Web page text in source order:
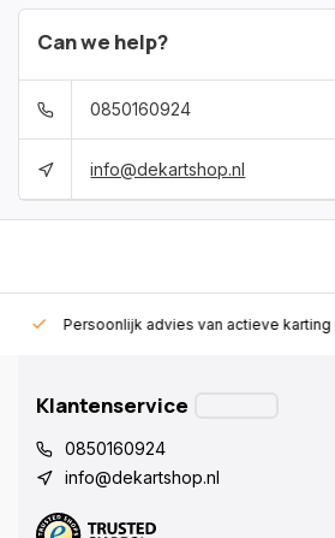
Can we help?
0850160924
info@dekartshop.nl
Persoonlijk advies van actieve
Klantenservice
0850160924
info@dekartshop.nl